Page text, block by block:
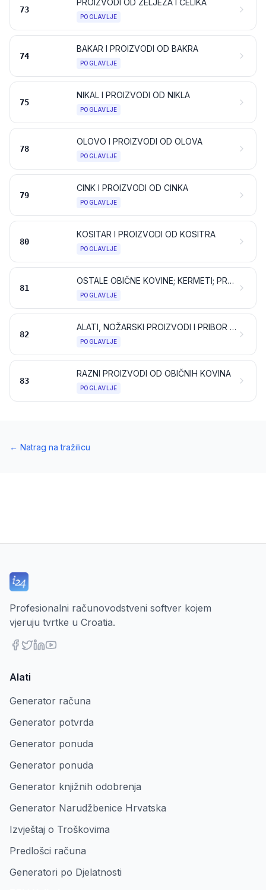
73
PROIZVODI OD ŽELJEZA I ČELIKA
POGLAVLJE
74
BAKAR I PROIZVODI OD BAKRA
POGLAVLJE
75
NIKAL I PROIZVODI OD NIKLA
POGLAVLJE
78
OLOVO I PROIZVODI OD OLOVA
POGLAVLJE
79
CINK I PROIZVODI OD CINKA
POGLAVLJE
80
KOSITAR I PROIZVODI OD KOSITRA
POGLAVLJE
81
OSTALE OBIČNE KOVINE; KERMETI; PROIZVODI OD NJIH
POGLAVLJE
82
ALATI, NOŽARSKI PROIZVODI I PRIBOR ZA JELO OD OBIČNIH KOVINA; NJIHOVI DIJELOVI OD OBIČNIH KOVINA
POGLAVLJE
83
RAZNI PROIZVODI OD OBIČNIH KOVINA
POGLAVLJE
← Natrag na tražilicu
Profesionalni računovodstveni softver kojem
vjeruju tvrtke u Croatia.
Alati
Generator računa
Generator potvrda
Generator ponuda
Generator ponuda
Generator knjižnih odobrenja
Generator Narudžbenice Hrvatska
Izvještaj o Troškovima
Predlošci računa
Generatori po Djelatnosti